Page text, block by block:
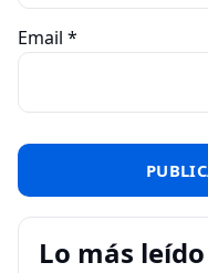
Email *
Lo más leído